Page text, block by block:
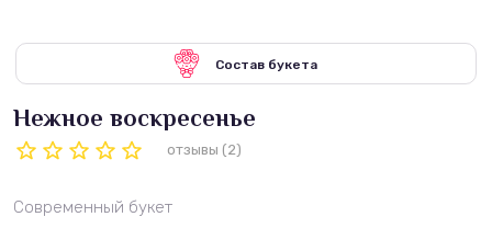
Состав букета
Нежное воскресенье
отзывы (2)
Современный букет